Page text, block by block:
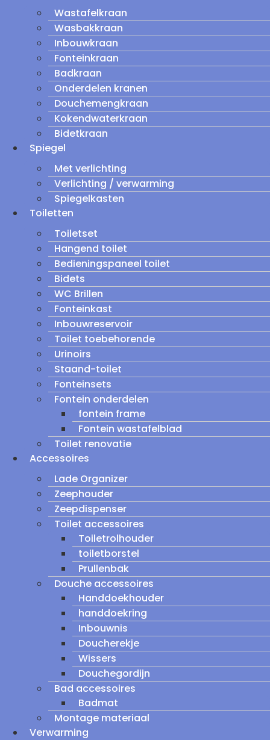
Wastafelkraan
Wasbakkraan
Inbouwkraan
Fonteinkraan
Badkraan
Onderdelen kranen
Douchemengkraan
Kokendwaterkraan
Bidetkraan
Spiegel
Met verlichting
Verlichting / verwarming
Spiegelkasten
Toiletten
Toiletset
Hangend toilet
Bedieningspaneel toilet
Bidets
WC Brillen
Fonteinkast
Inbouwreservoir
Toilet toebehorende
Urinoirs
Staand-toilet
Fonteinsets
Fontein onderdelen
fontein frame
Fontein wastafelblad
Toilet renovatie
Accessoires
Lade Organizer
Zeephouder
Zeepdispenser
Toilet accessoires
Toiletrolhouder
toiletborstel
Prullenbak
Douche accessoires
Handdoekhouder
handdoekring
Inbouwnis
Doucherekje
Wissers
Douchegordijn
Bad accessoires
Badmat
Montage materiaal
Verwarming